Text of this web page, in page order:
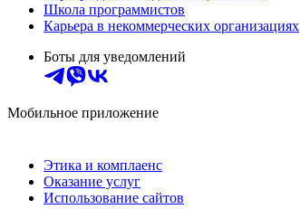
Школа программистов
Карьера в некоммерческих организациях
Боты для уведомлений
Мобильное приложение
Этика и комплаенс
Оказание услуг
Использование сайтов